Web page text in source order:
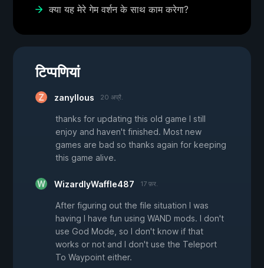
क्या यह मेरे गेम वर्शन के साथ काम करेगा?
टिप्पणियां
zanyllous 20 अप्रै.
thanks for updating this old game I still
enjoy and haven't finished. Most new
games are bad so thanks again for keeping
this game alive.
WizardlyWaffle487 17 फ़र.
After figuring out the file situation I was
having I have fun using WAND mods. I don't
use God Mode, so I don't know if that
works or not and I don't use the Teleport
To Waypoint either.